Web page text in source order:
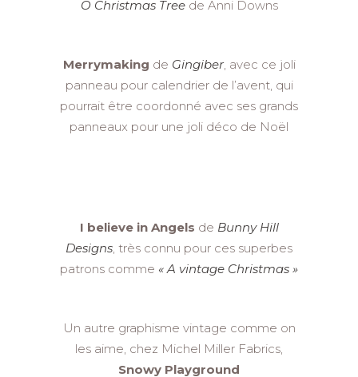
O Christmas Tree de Anni Downs
Merrymaking de Gingiber, avec ce joli
panneau pour calendrier de l’avent, qui
pourrait être coordonné avec ses grands
panneaux pour une joli déco de Noël
I believe in Angels de Bunny Hill
Designs, très connu pour ces superbes
patrons comme « A vintage Christmas »
Un autre graphisme vintage comme on
les aime, chez Michel Miller Fabrics,
Snowy Playground